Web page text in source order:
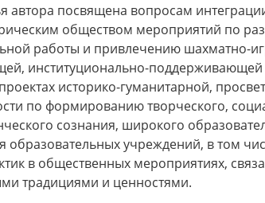
автора посвящена вопросам
обществом мероприятий по
работы и привлечению шахматно-
институционально-
историко-гуманитарной,
по формированию творческого,
сознания, широкого
образовательных учреждений, в том
в общественных мероприятиях,
традициями и ценностями.